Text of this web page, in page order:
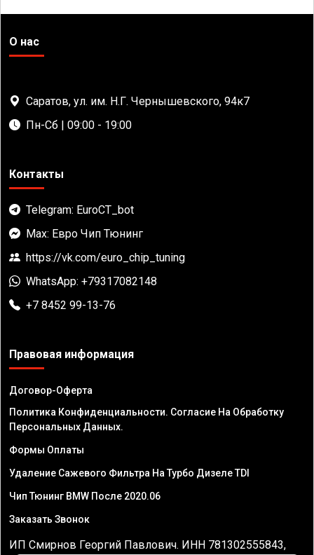
О нас
Саратов, ул. им. Н.Г. Чернышевского, 94к7
Пн-Сб | 09:00 - 19:00
Контакты
Telegram: EuroCT_bot
Max: Евро Чип Тюнинг
https://vk.com/euro_chip_tuning
WhatsApp: +79317082148
+7 8452 99-13-76
Правовая информация
Договор-Оферта
Политика Конфиденциальности. Согласие На Обработку
Персональных Данных.
Формы Оплаты
Удаление Сажевого Фильтра На Турбо Дизеле TDI
Чип Тюнинг BMW После 2020.06
Заказать Звонок
ИП Смирнов Георгий Павлович. ИНН 781302555843,